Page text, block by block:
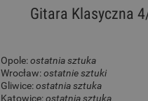
Gitara Klasyczna
Opole:ostatnia sztuka
Wrocław:ostatnie sztuki
Gliwice:ostatnia sztuka
Katowice:ostatnia sztuka